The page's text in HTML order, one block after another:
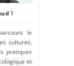
!
le
cultures.
pratiques
et